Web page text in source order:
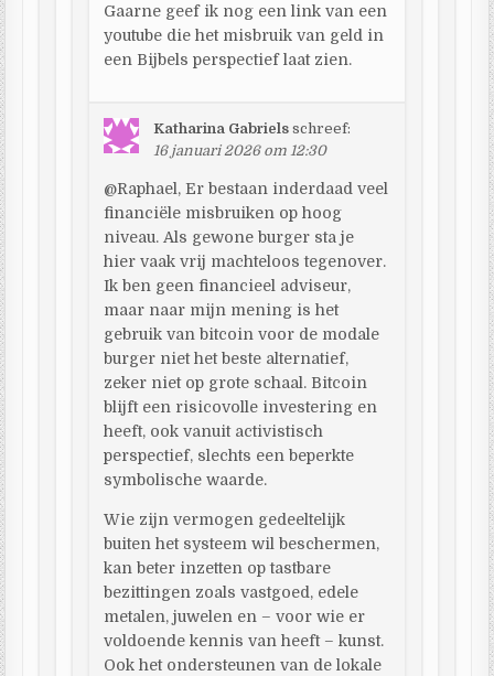
Gaarne geef ik nog een link van een
youtube die het misbruik van geld in
een Bijbels perspectief laat zien.
Katharina Gabriels schreef:
16 januari 2026 om 12:30
@Raphael, Er bestaan inderdaad veel
financiële misbruiken op hoog
niveau. Als gewone burger sta je
hier vaak vrij machteloos tegenover.
Ik ben geen financieel adviseur,
maar naar mijn mening is het
gebruik van bitcoin voor de modale
burger niet het beste alternatief,
zeker niet op grote schaal. Bitcoin
blijft een risicovolle investering en
heeft, ook vanuit activistisch
perspectief, slechts een beperkte
symbolische waarde.
Wie zijn vermogen gedeeltelijk
buiten het systeem wil beschermen,
kan beter inzetten op tastbare
bezittingen zoals vastgoed, edele
metalen, juwelen en – voor wie er
voldoende kennis van heeft – kunst.
Ook het ondersteunen van de lokale